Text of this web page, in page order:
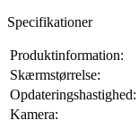
Specifikationer
Produktinformation:
Skærmstørrelse:
Opdateringshastighed:
Kamera: